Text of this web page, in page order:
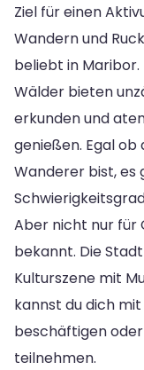
Ziel für einen
Wandern und
beliebt in Maribor.
Wälder bieten
erkunden und
genießen. Egal
Wanderer bist, es
Aber nicht nur
bekannt. Die
Kulturszene mit
kannst du dich
beschäftigen
teilnehmen.